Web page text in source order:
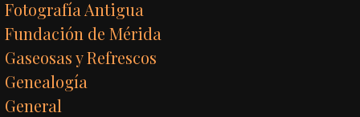
Fotografía Antigua
Fundación de Mérida
Gaseosas y Refrescos
Genealogía
General